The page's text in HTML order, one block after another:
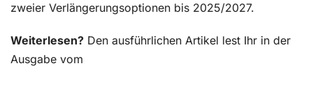
zweier Verlängerungsoptionen bis 2025/2027.
Weiterlesen? Den ausführlichen Artikel lest Ihr in der
Ausgabe vom